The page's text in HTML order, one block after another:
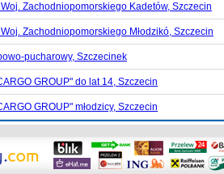
Zachodniopomorskiego Kadetów, Szczecin
Zachodniopomorskiego Młodzikó, Szczecin
pucharowy, Szczecinek
GROUP" do lat 14, Szczecin
GROUP" młodzicy, Szczecin